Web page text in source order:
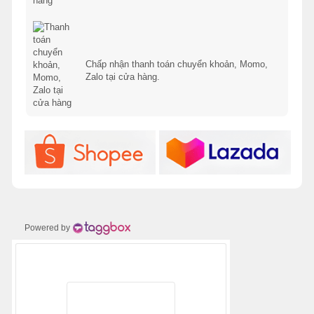
Chấp nhận thanh toán chuyển khoản, Momo,
Zalo tại cửa hàng.
Powered by